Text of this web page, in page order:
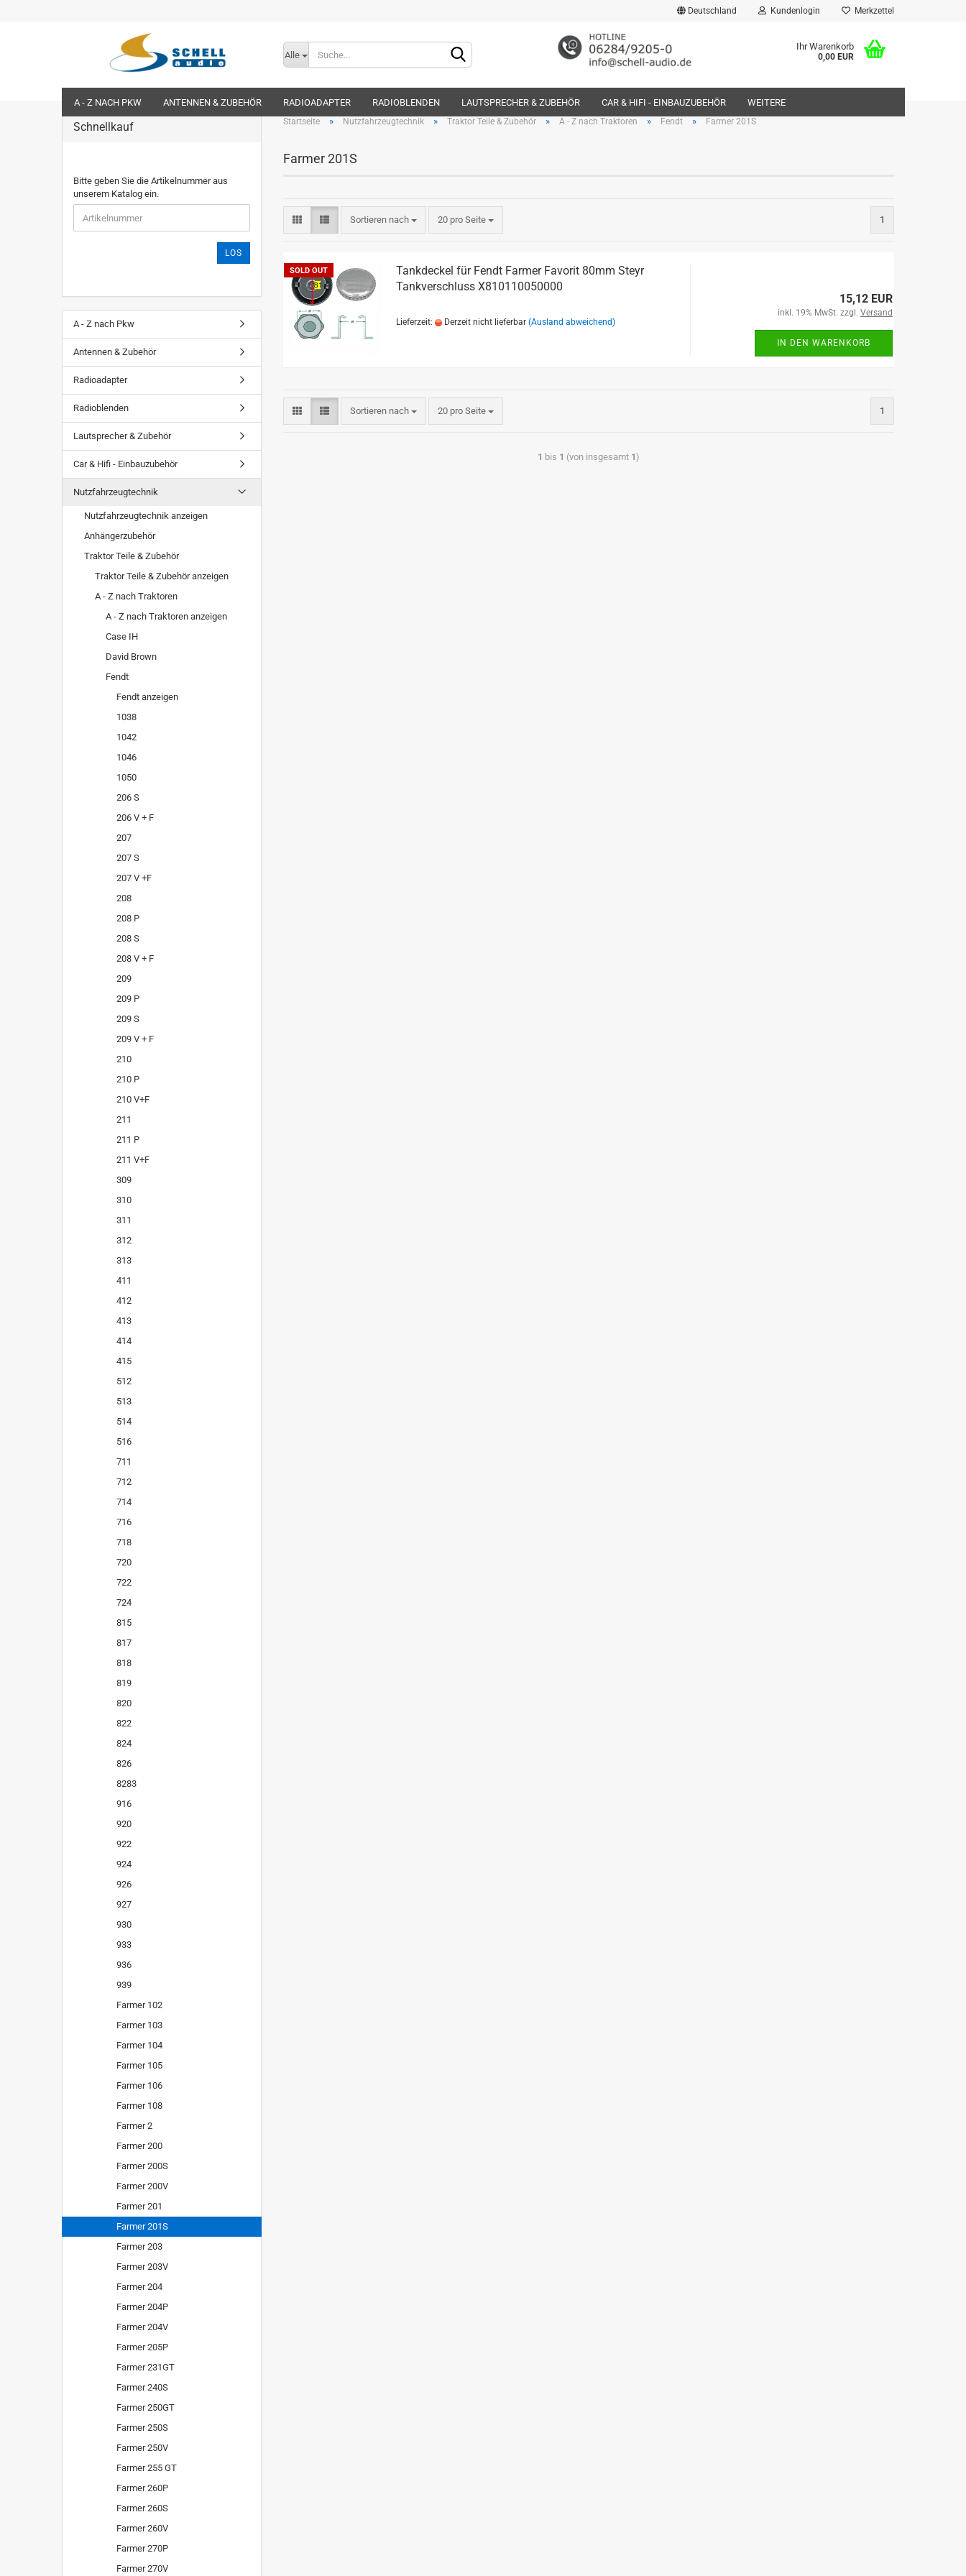
Deutschland
Lieferland
Kundenlogin Merkzettel
Alle
Ihr Warenkorb
0,00 EUR
A - Z NACH PKW ANTENNEN & ZUBEHÖR RADIOADAPTER RADIOBLENDEN LAUTSPRECHER & ZUBEHÖR CAR & HIFI - EINBAUZUBEHÖR WEITERE
Startseite » Nutzfahrzeugtechnik » Traktor Teile & Zubehör » A - Z nach Traktoren » Fendt » Farmer 201S
Farmer 201S
Sortieren nach 20 pro Seite 1
SOLD OUT
Tankdeckel für Fendt Farmer Favorit 80mm Steyr
Tankverschluss X810110050000
Lieferzeit: Derzeit nicht lieferbar (Ausland abweichend)
15,12 EUR
inkl. 19% MwSt. zzgl. Versand
IN DEN WARENKORB
Sortieren nach 20 pro Seite 1
1 bis 1 (von insgesamt 1)
Schnellkauf
Bitte geben Sie die Artikelnummer aus
unserem Katalog ein.
LOS
A - Z nach Pkw
Antennen & Zubehör
Radioadapter
Radioblenden
Lautsprecher & Zubehör
Car & Hifi - Einbauzubehör
Nutzfahrzeugtechnik
Nutzfahrzeugtechnik anzeigen
Anhängerzubehör
Traktor Teile & Zubehör
Traktor Teile & Zubehör anzeigen
A - Z nach Traktoren
A - Z nach Traktoren anzeigen
Case IH
David Brown
Fendt
Fendt anzeigen
1038
1042
1046
1050
206 S
206 V + F
207
207 S
207 V +F
208
208 P
208 S
208 V + F
209
209 P
209 S
209 V + F
210
210 P
210 V+F
211
211 P
211 V+F
309
310
311
312
313
411
412
413
414
415
512
513
514
516
711
712
714
716
718
720
722
724
815
817
818
819
820
822
824
826
8283
916
920
922
924
926
927
930
933
936
939
Farmer 102
Farmer 103
Farmer 104
Farmer 105
Farmer 106
Farmer 108
Farmer 2
Farmer 200
Farmer 200S
Farmer 200V
Farmer 201
Farmer 201S
Farmer 203
Farmer 203V
Farmer 204
Farmer 204P
Farmer 204V
Farmer 205P
Farmer 231GT
Farmer 240S
Farmer 250GT
Farmer 250S
Farmer 250V
Farmer 255 GT
Farmer 260P
Farmer 260S
Farmer 260V
Farmer 270P
Farmer 270V